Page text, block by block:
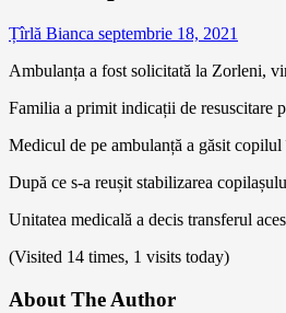
Țîrlă Bianca septembrie 18, 2021
Ambulanța a fost solicitată la Zorleni,
Familia a primit indicații de resuscitare
Medicul de pe ambulanță a găsit
După ce s-a reușit stabilizarea
Unitatea medicală a decis transferul
(Visited 14 times, 1 visits today)
About The Author